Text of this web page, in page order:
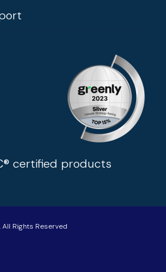
certified products
Rights Reserved